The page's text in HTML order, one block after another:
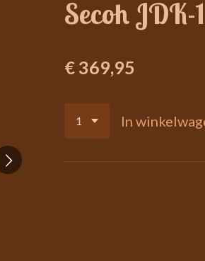
Secoh JDK-
€ 369,95
In